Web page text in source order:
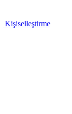
Kişiselleştirme